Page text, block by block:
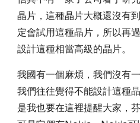
晶片，這種晶片大概還沒有
定會試用這種晶片，所以再
設計這種相當高級的晶片。
我國有一個麻煩，我們沒有
我們往往覺得不能設計這種
是我也要在這裡提醒大家，